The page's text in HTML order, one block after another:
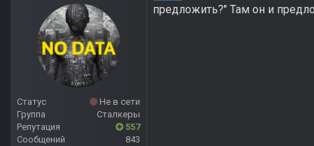
Статус
Не в сети
Группа
Сталкеры
Репутация
557
Сообщений
843
предложить?" Там он и